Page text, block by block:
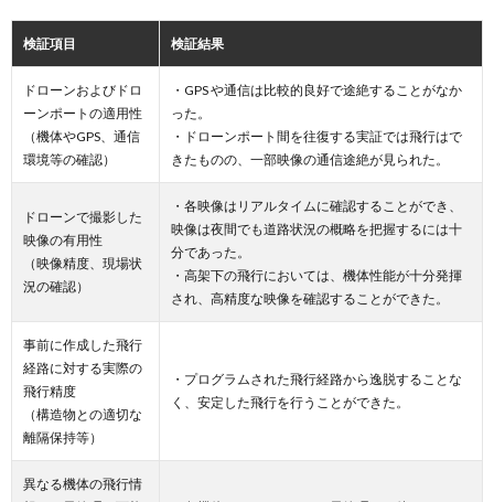
検証項目 検証結果
ドローンおよびドロ
ーンポートの適用性
（機体やGPS、通信
環境等の確認）
・GPS や通信は比較的良好で途絶することがなか
った。
・ドローンポート間を往復する実証では飛行はで
きたものの、一部映像の通信途絶が見られた。
ドローンで撮影した
映像の有用性
（映像精度、現場状
況の確認）
・各映像はリアルタイムに確認することができ、
映像は夜間でも道路状況の概略を把握するには十
分であった。
・高架下の飛行においては、機体性能が十分発揮
され、高精度な映像を確認することができた。
事前に作成した飛行
経路に対する実際の
飛行精度
（構造物との適切な
離隔保持等）
・プログラムされた飛行経路から逸脱することな
く、安定した飛行を行うことができた。
異なる機体の飛行情